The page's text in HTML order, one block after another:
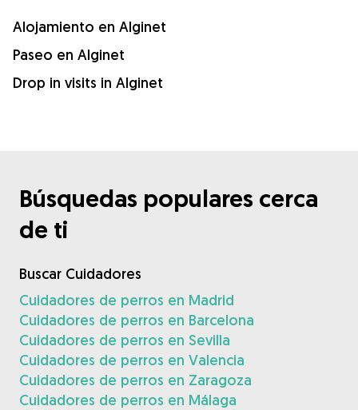
Alojamiento en Alginet
Paseo en Alginet
Drop in visits in Alginet
Búsquedas populares cerca
de ti
Buscar Cuidadores
Cuidadores de perros en Madrid
Cuidadores de perros en Barcelona
Cuidadores de perros en Sevilla
Cuidadores de perros en Valencia
Cuidadores de perros en Zaragoza
Cuidadores de perros en Málaga